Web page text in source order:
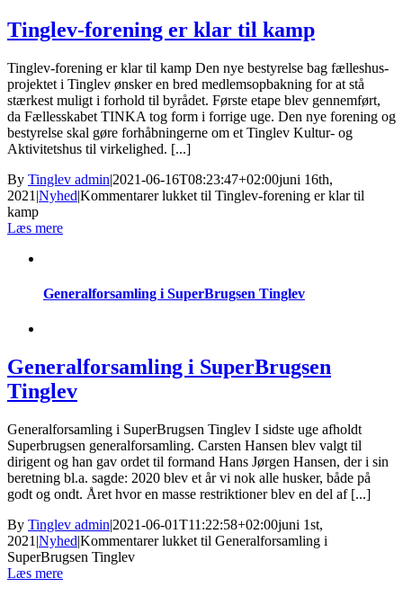
Tinglev-forening er klar til kamp
Tinglev-forening er klar til kamp Den nye bestyrelse bag fælleshus-
projektet i Tinglev ønsker en bred medlemsopbakning for at stå
stærkest muligt i forhold til byrådet. Første etape blev gennemført,
da Fællesskabet TINKA tog form i forrige uge. Den nye forening og
bestyrelse skal gøre forhåbningerne om et Tinglev Kultur- og
Aktivitetshus til virkelighed. [...]
By Tinglev admin|2021-06-16T08:23:47+02:00juni 16th,
2021 |Nyhed|Kommentarer lukket til Tinglev-forening er klar til
kamp
Læs mere
Generalforsamling i SuperBrugsen Tinglev
Generalforsamling i SuperBrugsen
Tinglev
Generalforsamling i SuperBrugsen Tinglev I sidste uge afholdt
Superbrugsen generalforsamling. Carsten Hansen blev valgt til
dirigent og han gav ordet til formand Hans Jørgen Hansen, der i sin
beretning bl.a. sagde: 2020 blev et år vi nok alle husker, både på
godt og ondt. Året hvor en masse restriktioner blev en del af [...]
By Tinglev admin|2021-06-01T11:22:58+02:00juni 1st,
2021 |Nyhed|Kommentarer lukket til Generalforsamling i
SuperBrugsen Tinglev
Læs mere